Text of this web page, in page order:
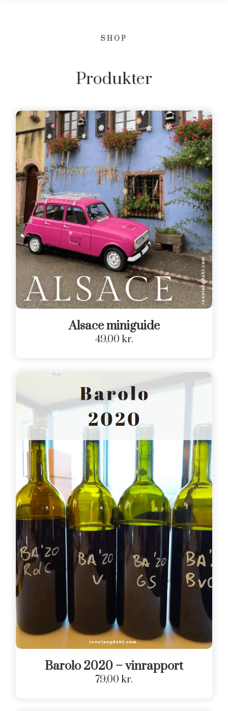
SHOP
Produkter
Alsace miniguide
49,00 kr.
Barolo 2020 – vinrapport
79,00 kr.